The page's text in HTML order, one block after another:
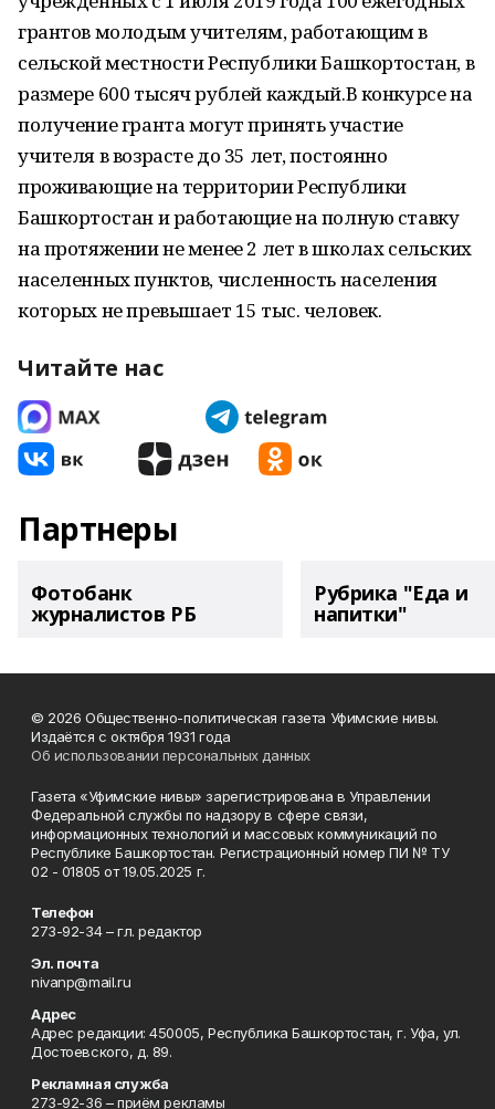
грантов молодым учителям, работающим в
сельской местности Республики Башкортостан, в
размере 600 тысяч рублей каждый.В конкурсе на
получение гранта могут принять участие
учителя в возрасте до 35 лет, постоянно
проживающие на территории Республики
Башкортостан и работающие на полную ставку
на протяжении не менее 2 лет в школах сельских
населенных пунктов, численность населения
которых не превышает 15 тыс. человек.
Читайте нас
Партнеры
Фотобанк
журналистов РБ
Рубрика "Еда и
напитки"
© 2026 Общественно-политическая газета Уфимские нивы.
Издаётся с октября 1931 года
Об использовании персональных данных
Газета «Уфимские нивы» зарегистрирована в Управлении
Федеральной службы по надзору в сфере связи,
информационных технологий и массовых коммуникаций по
Республике Башкортостан. Регистрационный номер ПИ № ТУ
02 - 01805 от 19.05.2025 г.
Телефон
273-92-34 – гл. редактор
Эл. почта
nivanp@mail.ru
Адрес
Адрес редакции: 450005, Республика Башкортостан, г. Уфа, ул.
Достоевского, д. 89.
Рекламная служба
273-92-36 – приём рекламы